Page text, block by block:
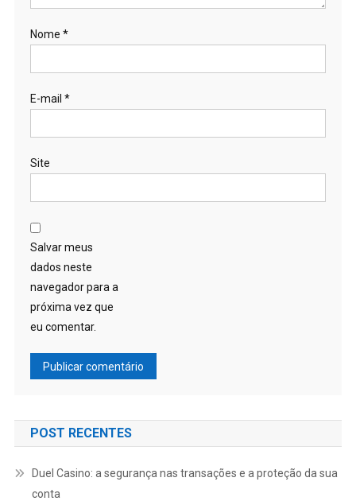
Nome *
E-mail *
Site
Salvar meus
dados neste
navegador para a
próxima vez que
eu comentar.
POST RECENTES
Duel Casino: a segurança nas transações e a proteção da sua
conta